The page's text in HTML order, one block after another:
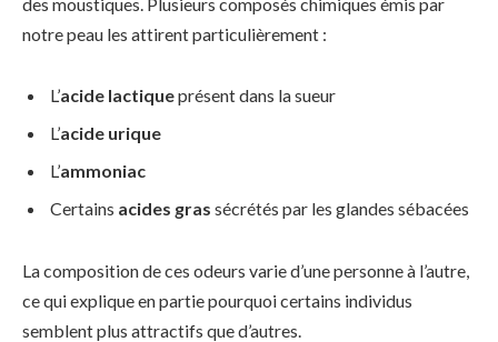
notre peau les attirent particulièrement :
L’acide lactiqueprésent dans la sueur
L’acide urique
L’ammoniac
Certains acides gras sécrétés par les glandes sébacées
La composition de ces odeurs varie d’une personne à l’autre,
ce qui explique en partie pourquoi certains individus
semblent plus attractifs que d’autres.